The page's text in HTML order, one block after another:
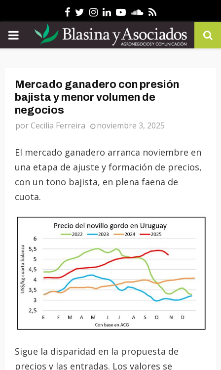
Facebook
Twitter
Instagram
Linkedin
YoutubeSoundcloud
Rss
PRIMARY
Mercado ganadero con presión
bajista y menor volumen de
negocios
porCecilia Ferreira noviembre 3, 2025
El mercado ganadero arranca noviembre en
una etapa de ajuste y formación de precios,
con un tono bajista, en plena faena de
cuota.
Sigue la disparidad en la propuesta de
precios y las entradas. Los valores se